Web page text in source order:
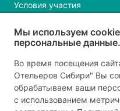
Условия участия
Политика
+7-923-107-84-
Мы используем
персональные данные.
Во время посещения
Отельеров Сибири" Вы
обрабатываем ваши
с использованием